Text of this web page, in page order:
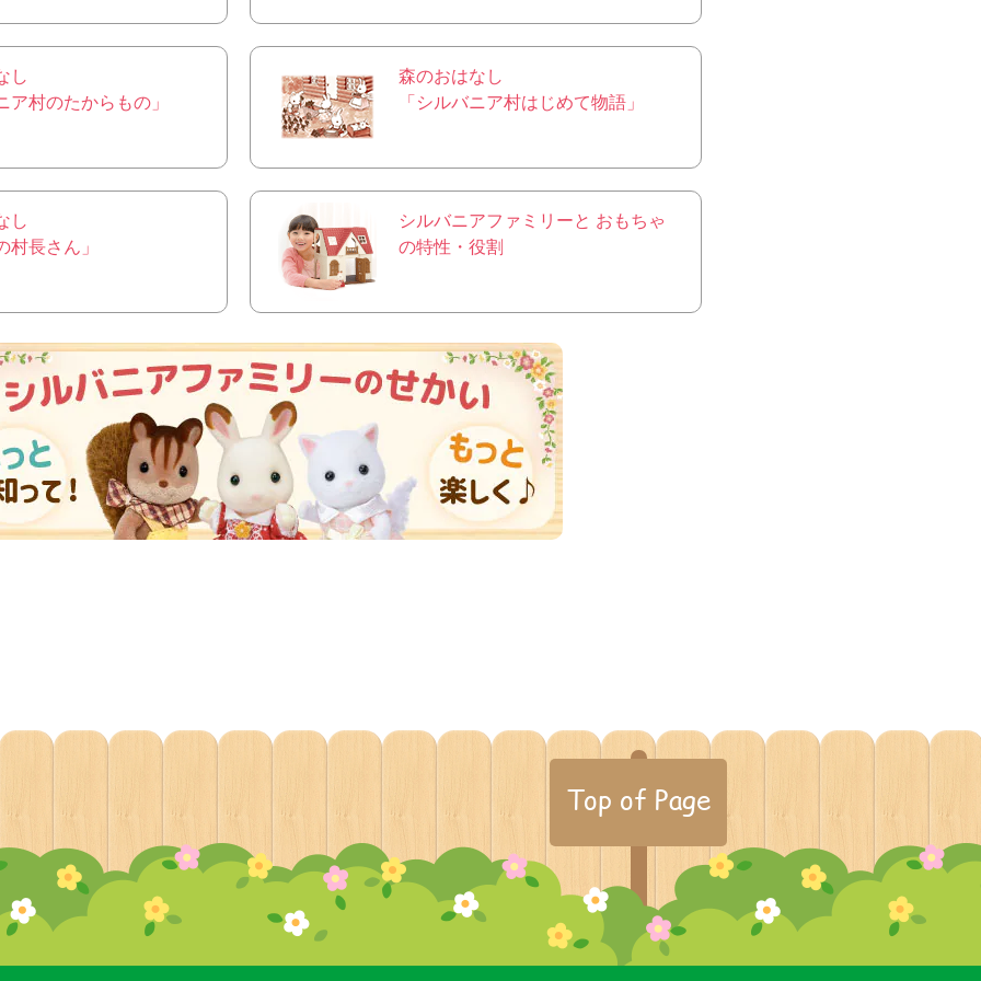
し
ア村のたからもの」
森のおはなし
「シルバニア村はじめて物語」
し
村長さん」
シルバニアファミリーと おもちゃ
の特性・役割
Top of Page